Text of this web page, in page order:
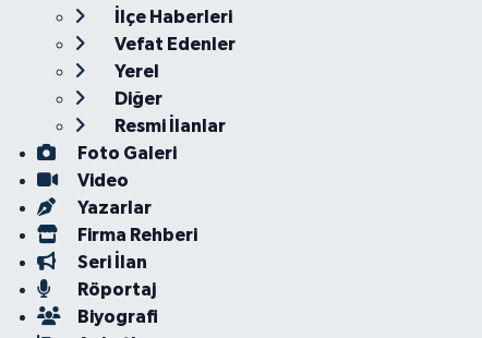
İlçe Haberleri
Vefat Edenler
Yerel
Diğer
Resmi İlanlar
Foto Galeri
Video
Yazarlar
Firma Rehberi
Seri İlan
Röportaj
Biyografi